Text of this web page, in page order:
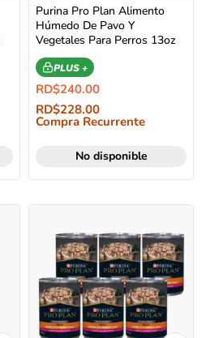
Purina Pro Plan Alimento
Húmedo De Pavo Y
Vegetales Para Perros 13oz
PLUS +
RD$240.00
RD$228.00
Compra Recurrente
No disponible